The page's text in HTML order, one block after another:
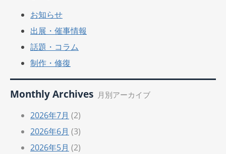
お知らせ
出展・催事情報
話題・コラム
制作・修復
Monthly Archives 月別アーカイブ
2026年7月 (2)
2026年6月 (3)
2026年5月 (2)